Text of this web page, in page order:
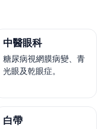
中醫眼科
糖尿病視網膜病變、青
光眼及乾眼症。
白帶